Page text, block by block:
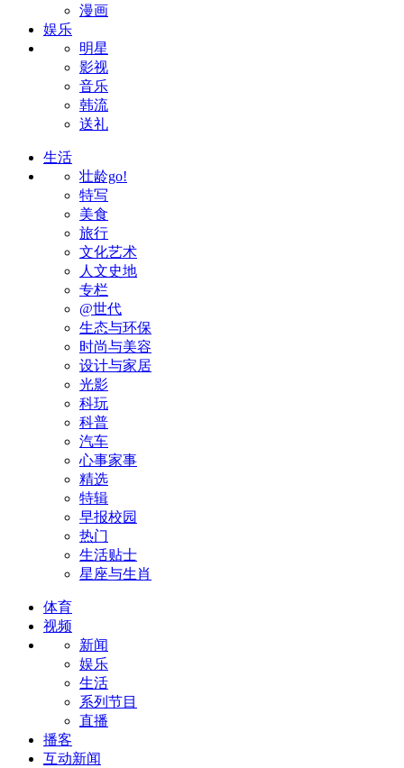
漫画
娱乐
明星
影视
音乐
韩流
送礼
生活
壮龄go!
特写
美食
旅行
文化艺术
人文史地
专栏
@世代
生态与环保
时尚与美容
设计与家居
光影
科玩
科普
汽车
心事家事
精选
特辑
早报校园
热门
生活贴士
星座与生肖
体育
视频
新闻
娱乐
生活
系列节目
直播
播客
互动新闻